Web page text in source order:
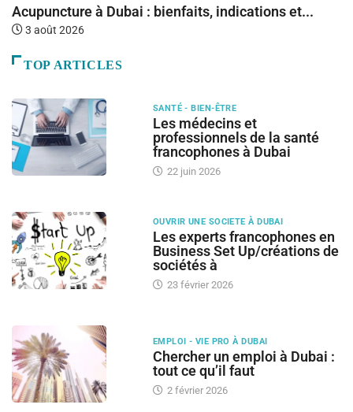
Acupuncture à Dubai : bienfaits, indications et...
3 août 2026
TOP ARTICLES
SANTÉ - BIEN-ÊTRE
Les médecins et
professionnels de la santé
francophones à Dubai
22 juin 2026
OUVRIR UNE SOCIETE À DUBAI
Les experts francophones en
Business Set Up/créations de
sociétés à
23 février 2026
EMPLOI - VIE PRO À DUBAI
Chercher un emploi à Dubai :
tout ce qu’il faut
2 février 2026